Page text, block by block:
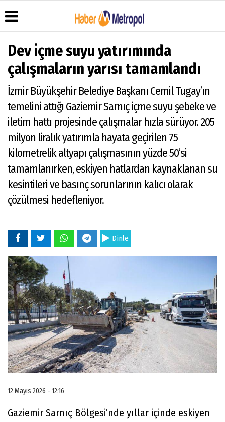
Haber
Arşivi
Gazete
Arşivi
Durumu
Anketler
Yazarları
Video
Galeri
Foto
Galeri
İletişim
Çerez
Politikası
Gizlilik
İlkeleri
Dev içme suyu yatırımında
çalışmaların yarısı tamamlandı
İzmir Büyükşehir Belediye Başkanı Cemil Tugay’ın
temelini attığı Gaziemir Sarnıç içme suyu şebeke ve
iletim hattı projesinde çalışmalar hızla sürüyor. 205
milyon liralık yatırımla hayata geçirilen 75
kilometrelik altyapı çalışmasının yüzde 50’si
tamamlanırken, eskiyen hatlardan kaynaklanan su
kesintileri ve basınç sorunlarının kalıcı olarak
çözülmesi hedefleniyor.
Dinle
12 Mayıs 2026 - 12:16
Gaziemir Sarnıç Bölgesi’nde yıllar içinde eskiyen